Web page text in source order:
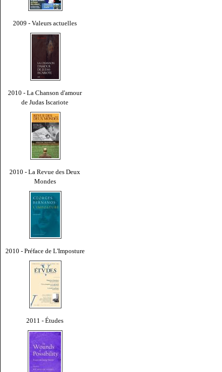
2009 - Valeurs actuelles
2010 - La Chanson d'amour
de Judas Iscariote
2010 - La Revue des Deux
Mondes
2010 - Préface de L'Imposture
2011 - Études